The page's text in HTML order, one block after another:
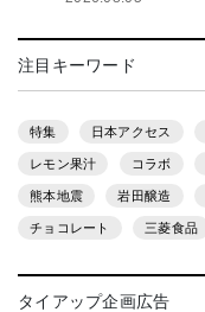
注目キーワード
特集 日本アクセス
レモン果汁 コラボ
熊本地震 岩田醸造
チョコレート 三菱食品
タイアップ企画広告